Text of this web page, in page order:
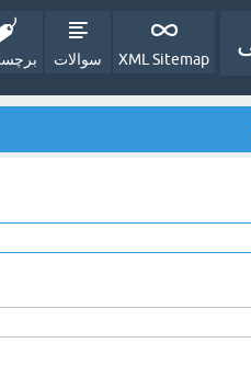
XML Sitemap سوالات